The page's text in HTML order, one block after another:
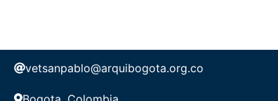
vetsanpablo@arquibogota.org.co